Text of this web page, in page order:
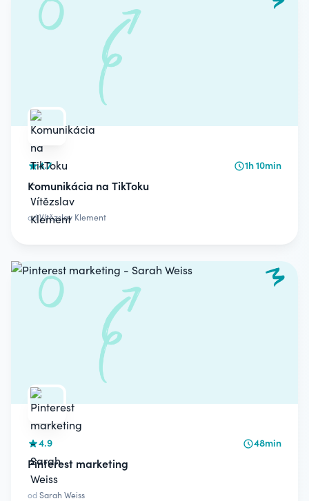
4.7 1h 10min
Komunikácia na TikToku
odVítězslav Klement
4.9 48min
Pinterest marketing
odSarah Weiss